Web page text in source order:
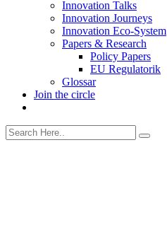
Innovation Talks
Innovation Journeys
Innovation Eco-System
Papers & Research
Policy Papers
EU Regulatorik
Glossar
Join the circle